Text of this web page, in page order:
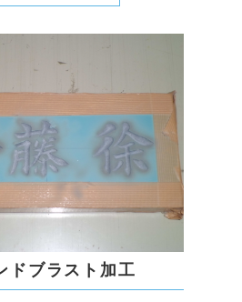
ドブラスト加工